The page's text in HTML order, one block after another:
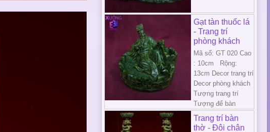
Gạt tàn thuốc lá
- Trang trí
phòng khách
Mã số: GT 020 Cao
: 10cm Rộng:
13cm Decor trang trí
Decor phòng khách
Tượng trang trí
Tượng để bàn
Trang trí bàn
thờ - Đôi chân